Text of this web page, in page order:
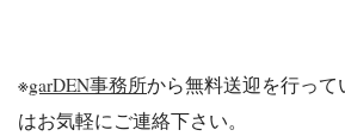
※garDEN事務所から無料送迎を行っ
はお気軽にご連絡下さい。